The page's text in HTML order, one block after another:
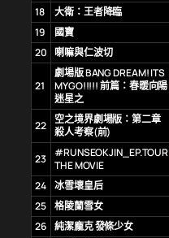
18
大衛：王者降臨
19
國寶
20 喇嘛與仁波切
21
劇場版 BANG DREAM! ITS
MYGO!!!!! 前篇：春暖向陽
迷星之
22
空之境界劇場版：第二章
殺人考察(前)
23 #RUNSEOKJIN_EP.TOUR
THE MOVIE
24 冰雪壞皇后
25 格陵蘭雪女
26 純潔龐克 發條少女